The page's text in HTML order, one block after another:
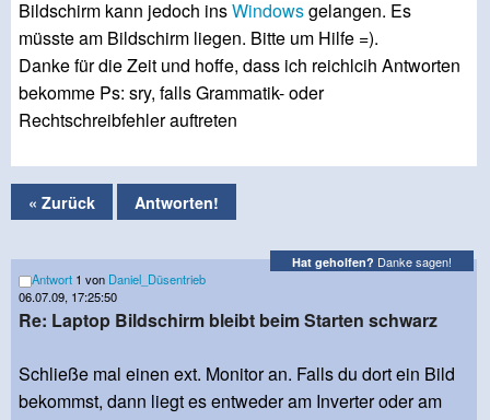
Bildschirm kann jedoch insWindowsgelangen. Es
müsste am Bildschirm liegen. Bitte um Hilfe =).
Danke für die Zeit und hoffe, dass ich reichlcih Antworten
bekomme Ps: sry, falls Grammatik- oder
Rechtschreibfehler auftreten
« Zurück Antworten!
Hat geholfen? Danke sagen!
Antwort 1 von Daniel_Düsentrieb
06.07.09, 17:25:50
Re: Laptop Bildschirm bleibt beim Starten schwarz
Schließe mal einen ext. Monitor an. Falls du dort ein Bild
bekommst, dann liegt es entweder am Inverter oder am